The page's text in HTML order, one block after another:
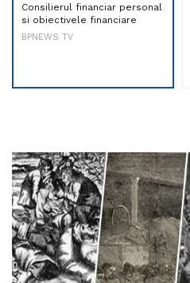
Consilierul financiar personal
si obiectivele financiare
BPNEWS TV